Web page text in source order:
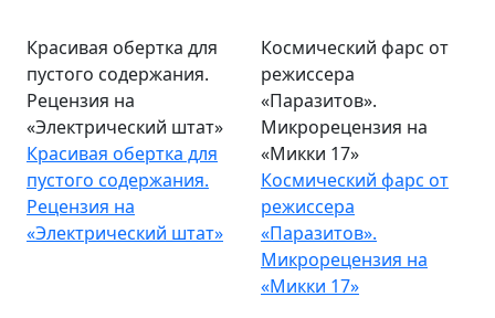
Красивая обертка для
пустого содержания.
Рецензия на
«Электрический штат»
Красивая обертка для
пустого содержания.
Рецензия на
«Электрический штат»
Космический фарс от
режиссера
«Паразитов».
Микрорецензия на
«Микки 17»
Космический фарс от
режиссера
«Паразитов».
Микрорецензия на
«Микки 17»